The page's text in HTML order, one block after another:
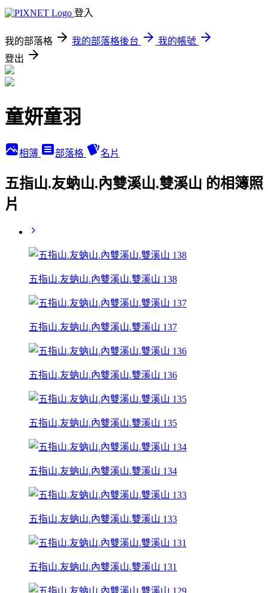
登入
我的部落格 我的部落格後台
我的帳號
登出
童妍童羽
相簿 部落格 名片
五指山.友蚋山.內雙溪山.雙溪山 的相簿照
片
五指山.友蚋山.內雙溪山.雙溪山 138
五指山.友蚋山.內雙溪山.雙溪山 137
五指山.友蚋山.內雙溪山.雙溪山 136
五指山.友蚋山.內雙溪山.雙溪山 135
五指山.友蚋山.內雙溪山.雙溪山 134
五指山.友蚋山.內雙溪山.雙溪山 133
五指山.友蚋山.內雙溪山.雙溪山 131